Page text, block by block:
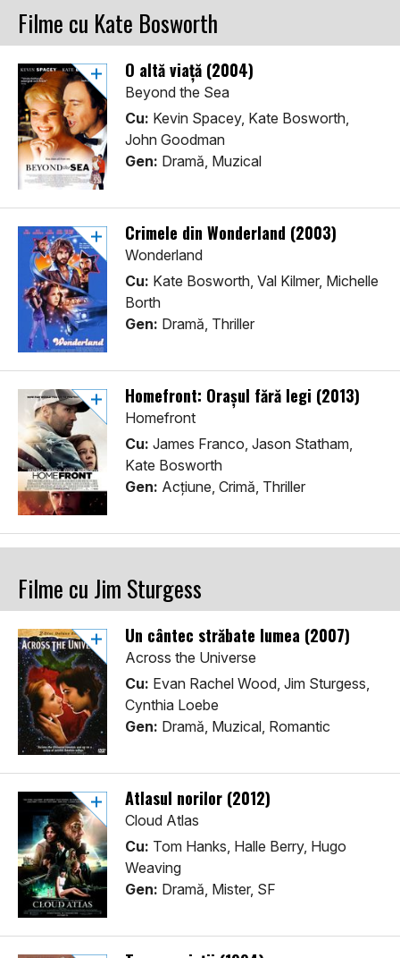
Filme cu Kate Bosworth
O altă viaţă (2004)
Beyond the Sea
Cu: Kevin Spacey, Kate Bosworth,
John Goodman
Gen: Dramă, Muzical
Crimele din Wonderland (2003)
Wonderland
Cu: Kate Bosworth, Val Kilmer, Michelle
Borth
Gen: Dramă, Thriller
Homefront: Orașul fără legi (2013)
Homefront
Cu: James Franco, Jason Statham,
Kate Bosworth
Gen: Acţiune, Crimă, Thriller
Filme cu Jim Sturgess
Un cântec străbate lumea (2007)
Across the Universe
Cu: Evan Rachel Wood, Jim Sturgess,
Cynthia Loebe
Gen: Dramă, Muzical, Romantic
Atlasul norilor (2012)
Cloud Atlas
Cu: Tom Hanks, Halle Berry, Hugo
Weaving
Gen: Dramă, Mister, SF